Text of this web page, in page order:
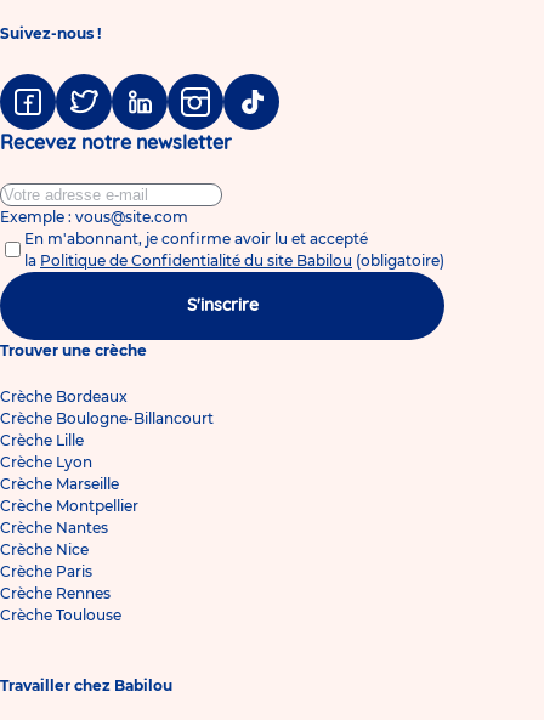
Suivez-nous !
FacebookTwitter LinkedinInstagramTiktok
Recevez notre newsletter
Exemple : vous@site.com
En m'abonnant, je confirme avoir lu et accepté
la Politique de Confidentialité du site Babilou (obligatoire)
S'inscrire
Trouver une crèche
Crèche Bordeaux
Crèche Boulogne-Billancourt
Crèche Lille
Crèche Lyon
Crèche Marseille
Crèche Montpellier
Crèche Nantes
Crèche Nice
Crèche Paris
Crèche Rennes
Crèche Toulouse
Travailler chez Babilou